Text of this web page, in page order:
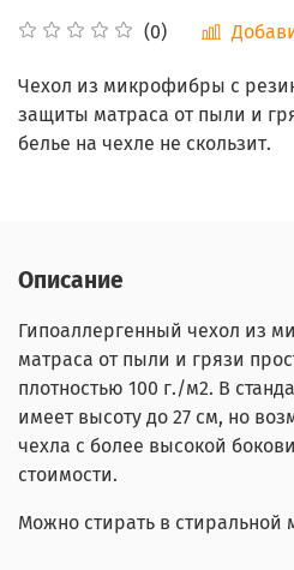
(0)
Чехол из микрофибры с
защиты матраса от пыли и
белье на чехле не скользит.
Описание
Гипоаллергенный чехол из
матраса от пыли и грязи
плотностью 100 г./м2. В
имеет высоту до 27 см, но
чехла с более высокой
стоимости.
Можно стирать в стиральной